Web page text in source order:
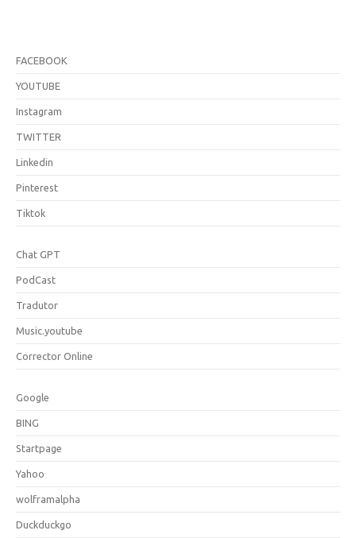
FACEBOOK
YOUTUBE
Instagram
TWITTER
Linkedin
Pinterest
Tiktok
Chat GPT
PodCast
Tradutor
Music.youtube
Corrector Online
Google
BING
Startpage
Yahoo
wolframalpha
Duckduckgo